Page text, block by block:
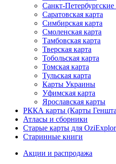
Санкт-
Саратовская карта
Симбирская карта
Смоленская карта
Тамбовская карта
Тверская карта
Тобольская карта
Томская карта
Тульская карта
Карты Украины
Уфимская карта
Ярославская карты
РККА карты (Карты
Атласы и сборники
Старые карты для
Старинные книги
Акции и распродажа